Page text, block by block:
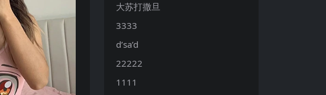
大苏打撒旦
3333
d’sa’d
22222
1111